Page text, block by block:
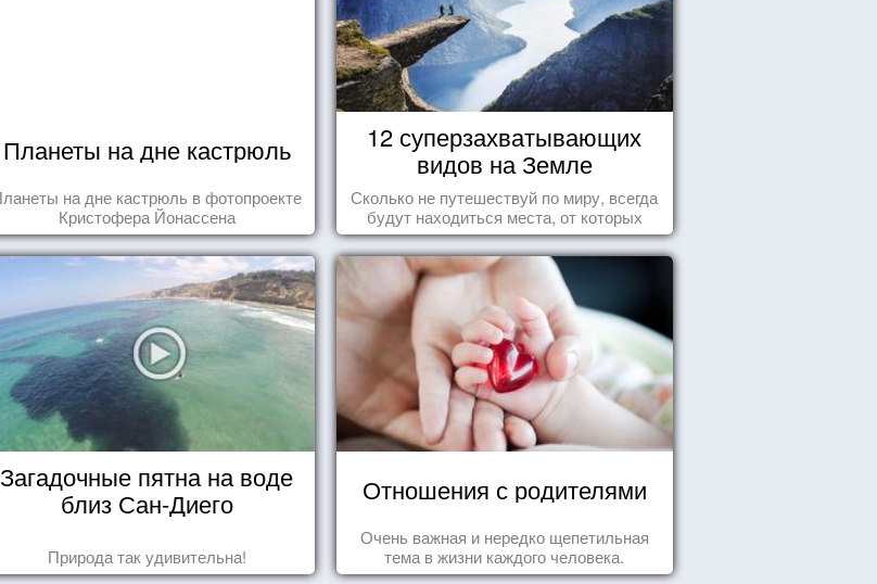
Планеты на дне кастрюль
на дне кастрюль в фотопроекте
Кристофера Йонассена
12 суперзахватывающих
видов на Земле
Сколько не путешествуй по миру, всегда
будут находиться места, от которых
перехватывает дух и кружится голова...
Загадочные пятна на воде
близ Сан-Диего
Природа так удивительна!
Отношения с родителями
Очень важная и нередко щепетильная
тема в жизни каждого человека.